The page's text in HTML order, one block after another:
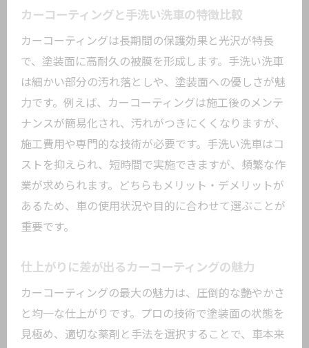
カーコーティングで叶うプロ品質の仕上
大鳥居駅近くで選ぶ手洗い洗車のコツ
カーコーティング施工店の選び方とポイ
ント
手洗い洗車が愛車に優しい理由を紹介
カーコーティング後の手洗いの重要性
失敗しない手洗い洗車のタイミングとは
カーコーティングで実現する美しい車
カーコーティングと手洗い洗車の特徴比較
カーコーティングは長期間の保護効果と光沢が特長
で、塗装面に高耐久の被膜を形成します。手洗い洗車
は細かい部分の汚れ落としや、塗装面への優しさが魅
力です。例えば、カーコーティングは施工後のメンテ
ナンスが簡易化され、汚れがつきにくくなりますが、
施工費用や専門的な技術が必要です。手洗い洗車はコ
ストを抑えられ、短時間で実施できますが、頻繁な作
業が求められます。どちらもメリット・デメリットが
あるため、車の使用状況や目的に合わせて選ぶことが
重要です。
仕上がりに差が出るカーコーティングの魅力
カーコーティングの最大の魅力は、圧倒的な艶やかさ
と均一な仕上がりです。プロの技術で塗装面の状態を
見極め、適切な薬剤と手法を選択することで、車本来